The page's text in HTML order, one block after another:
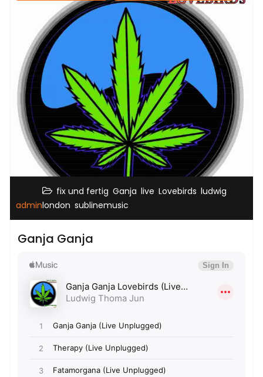
admin
fix und fertig Ganja live Lovebirds ludwig
london sublinemusic
Ganja Ganja